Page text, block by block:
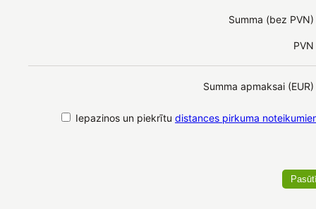
Summa (bez PVN)
PVN
Summa apmaksai (EUR)
Iepazinos un piekrītu distances pirkuma